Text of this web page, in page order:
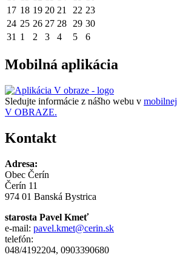
17 18 19 20 21 22 23
24 25 26 27 28 29 30
31 1 2 3 4 5 6
Mobilná aplikácia
Sledujte informácie z nášho webu v
V OBRAZE.
Kontakt
Adresa:
Obec Čerín
Čerín 11
974 01 Banská Bystrica
starosta Pavel Kmeť
e-mail: pavel.kmet@cerin.sk
telefón:
048/4192204, 0903390680